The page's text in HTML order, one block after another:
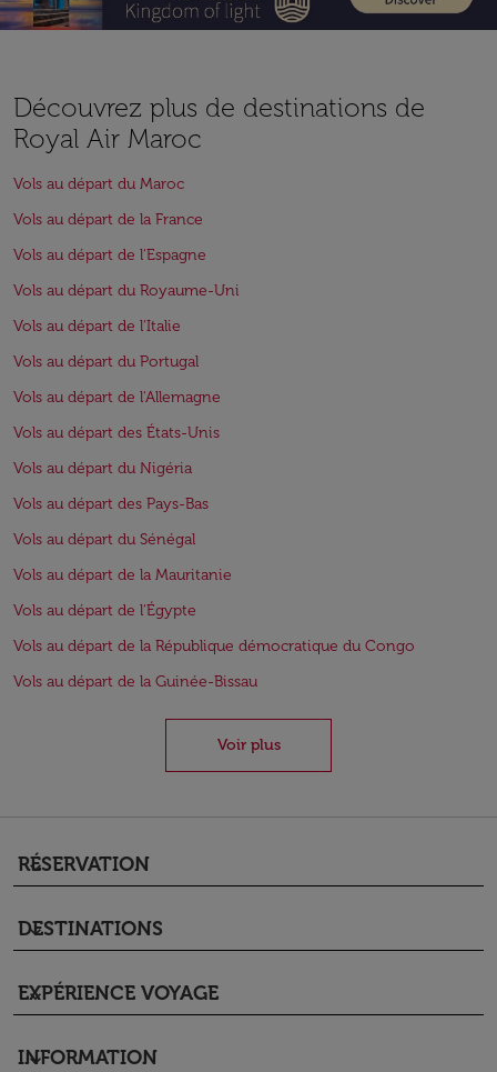
Découvrez plus de destinations de
Royal Air Maroc
Vols au départ du Maroc
Vols au départ de la France
Vols au départ de l'Espagne
Vols au départ du Royaume-Uni
Vols au départ de l'Italie
Vols au départ du Portugal
Vols au départ de l'Allemagne
Vols au départ des États-Unis
Vols au départ du Nigéria
Vols au départ des Pays-Bas
Vols au départ du Sénégal
Vols au départ de la Mauritanie
Vols au départ de l'Égypte
Vols au départ de la République démocratique du Congo
Vols au départ de la Guinée-Bissau
Voir plus
RÉSERVATION
keyboard_arrow_down
DESTINATIONS
keyboard_arrow_down
EXPÉRIENCE VOYAGE
keyboard_arrow_down
INFORMATION
keyboard_arrow_down